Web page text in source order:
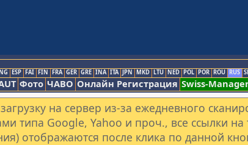
ESP FAI FIN FRA GER GRE INA ITA JPN MKD LTU NED POL POR ROU RUS
Фото ЧАВО Онлайн Регистрация Swiss-
на сервер из-за ежедневного
типа Google, Yahoo и проч., все ссылки
отображаются после клика по данной